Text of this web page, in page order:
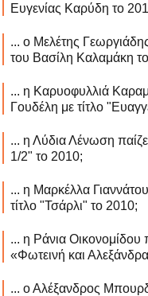
Ευγενίας Καρύδη το
... ο Μελέτης
του Βασίλη Καλαμάκη
... η Καρυοφυλλιά
Γουδέλη με τίτλο
... η Λύδια Λένωση
1/2" το 2010;
... η Μαρκέλλα
τίτλο "Τσάρλι" το 2010;
... η Ράνια Οικονομίδου
«Φωτεινή και
... ο Αλέξανδρος